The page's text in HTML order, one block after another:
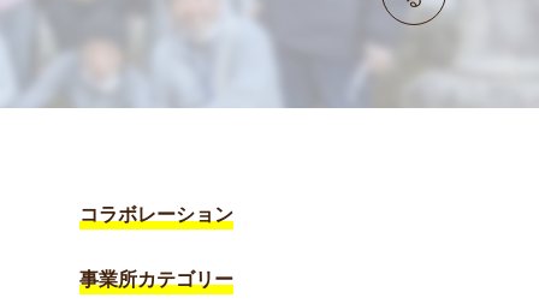
コラボレーション
事業所カテゴリー